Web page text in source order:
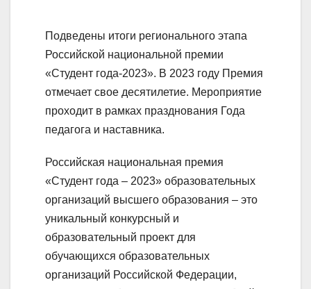
Подведены итоги регионального этапа
Российской национальной премии
«Студент года-2023». В 2023 году Премия
отмечает свое десятилетие. Мероприятие
проходит в рамках празднования Года
педагога и наставника.
Российская национальная премия
«Студент года – 2023» образовательных
организаций высшего образования – это
уникальный конкурсный и
образовательный проект для
обучающихся образовательных
организаций Российской Федерации,